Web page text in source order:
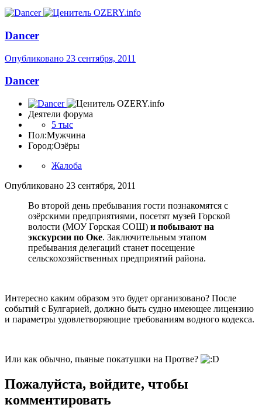
Dancer
Опубликовано 23 сентября, 2011
Dancer
Деятели форума
5 тыс
Пол:Мужчина
Город:Озёры
Жалоба
Опубликовано 23 сентября, 2011
Во второй день пребывания гости познакомятся с
озёрскими предприятиями, посетят музей Горской
волости (МОУ Горская СОШ) и побывают на
экскурсии по Оке. Заключительным этапом
пребывания делегаций станет посещение
сельскохозяйственных предприятий района.
Интересно каким образом это будет организовано? После
событий с Булгарией, должно быть судно имеющее лицензию
и параметры удовлетворяющие требованиям водного кодекса.
Или как обычно, пьяные покатушки на Протве?
Пожалуйста, войдите, чтобы
комментировать